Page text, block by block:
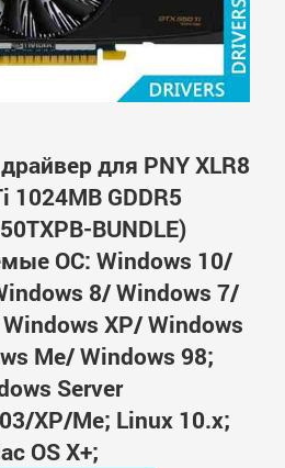
для PNY XLR8
1024MB GDDR5
BUNDLE)
ОС: Windows 10/
8/ Windows 7/
XP/ Windows
Me/ Windows 98;
Server
XP/Me; Linux 10.x;
OS X+;